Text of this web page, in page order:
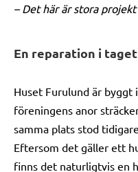
– Det här är stora
En reparation i taget
Huset Furulund är byggt
föreningens anor
samma plats stod
Eftersom det gäller ett
finns det naturligtvis en